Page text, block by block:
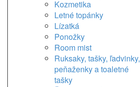
Kozmetika
Letné topánky
Lízatká
Ponožky
Room mist
Ruksaky, tašky, ľadvinky,
peňaženky a toaletné
tašky